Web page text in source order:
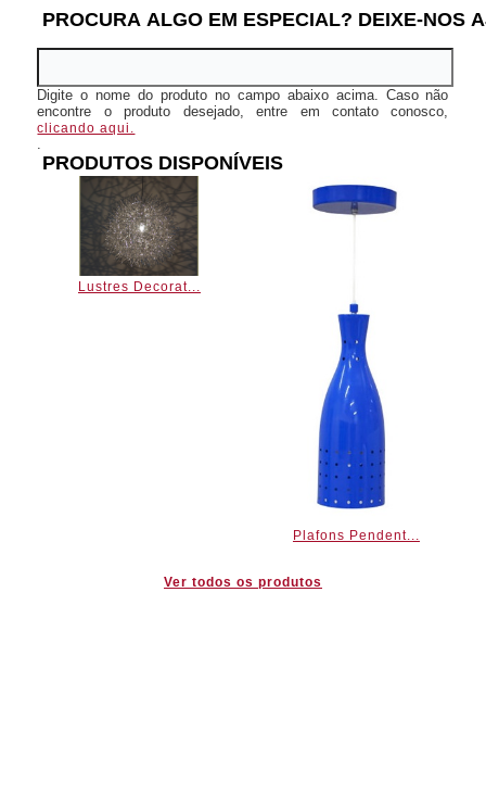
PROCURA ALGO EM ESPECIAL? DEIXE-NOS
Digite o nome do produto no campo abaixo acima. Caso não
encontre o produto desejado, entre em contato conosco,
clicando aqui.
.
PRODUTOS DISPONÍVEIS
Lustres Decorat...
Plafons Pendent...
Ver todos os produtos